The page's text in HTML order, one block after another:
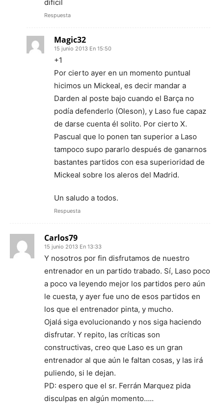
dificil
Respuesta
Magic32
15 junio 2013 En 15:50
+1
Por cierto ayer en un momento puntual
hicimos un Mickeal, es decir mandar a
Darden al poste bajo cuando el Barça no
podía defenderlo (Oleson), y Laso fue capaz
de darse cuenta él solito. Por cierto X.
Pascual que lo ponen tan superior a Laso
tampoco supo pararlo después de ganarnos
bastantes partidos con esa superioridad de
Mickeal sobre los aleros del Madrid.
Un saludo a todos.
Respuesta
Carlos79
15 junio 2013 En 13:33
Y nosotros por fin disfrutamos de nuestro
entrenador en un partido trabado. Sí, Laso poco
a poco va leyendo mejor los partidos pero aún
le cuesta, y ayer fue uno de esos partidos en
los que el entrenador pinta, y mucho.
Ojalá siga evolucionando y nos siga haciendo
disfrutar. Y repito, las críticas son
constructivas, creo que Laso es un gran
entrenador al que aún le faltan cosas, y las irá
puliendo, si le dejan.
PD: espero que el sr. Ferrán Marquez pida
disculpas en algún momento…..